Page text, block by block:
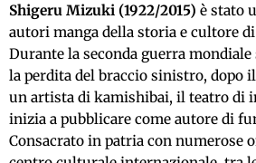
Shigeru Mizuki (1922/2015) è stato
autori manga della storia e cultore
Durante la seconda guerra
la perdita del braccio sinistro, dopo
un artista di kamishibai, il teatro di
inizia a pubblicare come autore di
Consacrato in patria con numerose